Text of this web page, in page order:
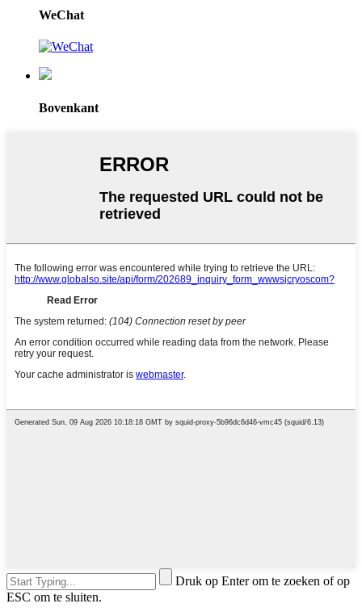
WeChat
Bovenkant
Druk op Enter om te zoeken of op
ESC om te sluiten.